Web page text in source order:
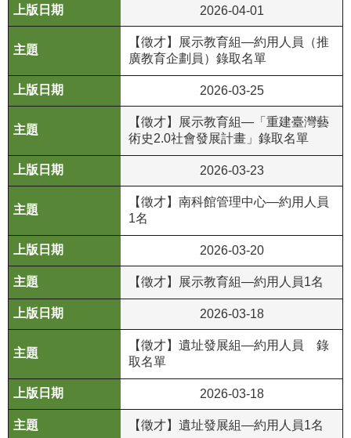
策
資
安
告
為
民
服
白
皮
書
政
府
公
資
訊
2026-04-01
【徵才】展示教育組—約用人員（推
廣教育企劃員）錄取名單
2026-03-25
【徵才】展示教育組—「重建臺灣藝
術史2.0社會發展計畫」錄取名單
2026-03-23
【徵才】南科館管理中心—約用人員
1名
2026-03-20
【徵才】展示教育組—約用人員1名
2026-03-18
【徵才】遺址發展組—約用人員 錄
取名單
2026-03-18
【徵才】遺址發展組—約用人員1名